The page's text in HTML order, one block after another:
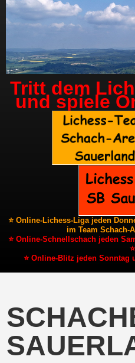
Tritt dem
und spiele
⭐ Online-Lichess-Liga jeden
im Team Schach-
⭐ Online-Schnellschach jeden
⭐
⭐ Online-Blitz jeden Sonntag